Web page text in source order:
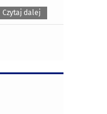
Czytaj dalej